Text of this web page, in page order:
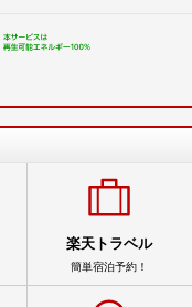
楽天トラベル
簡単宿泊予約！